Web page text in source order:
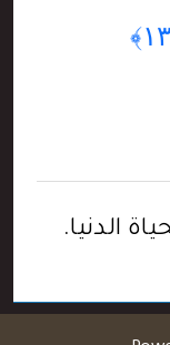
الدنيا.